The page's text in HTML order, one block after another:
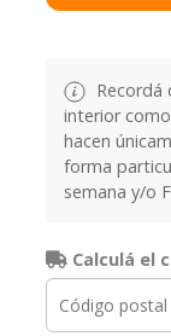
Recordá
interior
hacen
forma
semana y/o
Calculá el